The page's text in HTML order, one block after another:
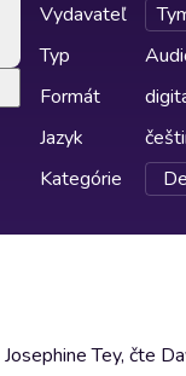
Vydavateľ
Typ
Formát
Jazyk
Kategórie
Tey, čte